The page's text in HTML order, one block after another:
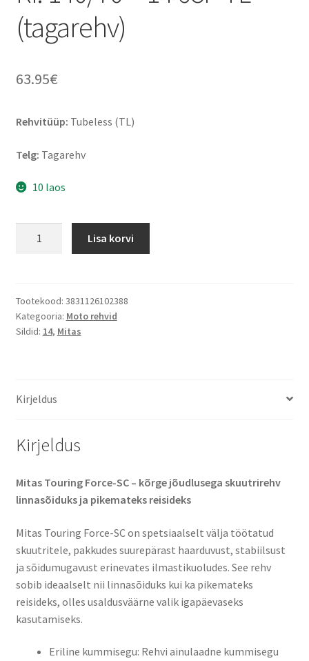
(tagarehv)
63.95€
Rehvitüüp: Tubeless (TL)
Telg: Tagarehv
10 laos
Rf.
140/70
-
(tagarehv)
Lisa korvi
Tootekood: 3831126102388
Kategooria: Moto rehvid
Sildid: 14, Mitas
Kirjeldus
Kirjeldus
Mitas Touring Force-SC – kõrge jõudlusega skuutrirehv
linnasõiduks ja pikemateks reisideks​
Mitas Touring Force-SC on spetsiaalselt välja töötatud
skuutritele, pakkudes suurepärast haarduvust, stabiilsust
ja sõidumugavust erinevates ilmastikuoludes. See rehv
sobib ideaalselt nii linnasõiduks kui ka pikemateks
reisideks, olles usaldusväärne valik igapäevaseks
kasutamiseks.​
Eriline kummisegu: Rehvi ainulaadne kummisegu